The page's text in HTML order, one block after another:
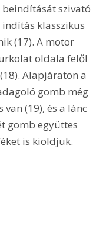
szivató
klasszikus
(17). A motor
oldala felől
Alapjáraton a
gomb még
(19), és a lánc
gomb együttes
is kioldjuk.